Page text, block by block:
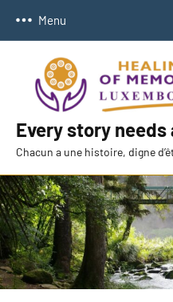
Menu
Every story
Chacun a une histoire, digne